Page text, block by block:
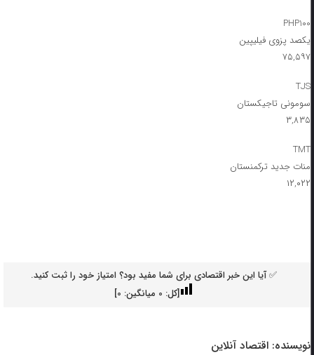
PHP100
یکصد پزوی فیلیپین
۷۵,۵۹۷
TJS
سومونی تاجیکستان
۳,۸۳۵
TMT
منات جدید ترکمنستان
۱۲,۰۲۲
✅ آیا این خبر اقتصادی برای شما مفید بود؟ امتیاز خود را ثبت کنید.
[کل: 0میانگین: 0
]
نویسنده: اقتصاد آنلاین